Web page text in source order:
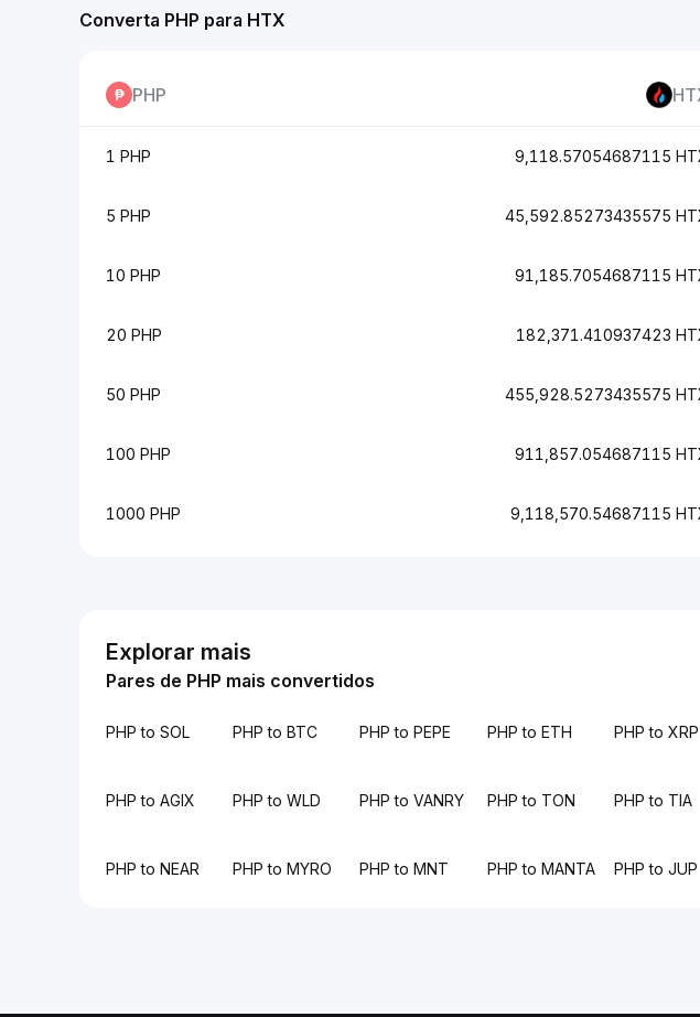
Converta PHP para HTX
PHP
1 PHP 9,118.57054687115
5 PHP 45,592.85273435575
10 PHP 91,185.7054687115
20 PHP 182,371.410937423
50 PHP 455,928.5273435575
100 PHP 911,857.054687115
1000 PHP 9,118,570.54687115
Explorar mais
Pares de PHP mais convertidos
PHP to SOL PHP to BTC PHP to PEPE PHP to ETH PHP to XRP
PHP to AGIX PHP to WLD PHP to VANRY PHP to TON PHP to TIA
PHP to NEAR PHP to MYRO PHP to MNT PHP to MANTA PHP to JUP